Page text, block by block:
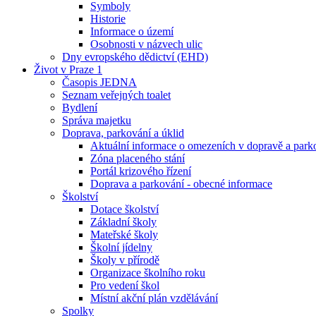
Symboly
Historie
Informace o území
Osobnosti v názvech ulic
Dny evropského dědictví (EHD)
Život v Praze 1
Časopis JEDNA
Seznam veřejných toalet
Bydlení
Správa majetku
Doprava, parkování a úklid
Aktuální informace o omezeních v dopravě a
Zóna placeného stání
Portál krizového řízení
Doprava a parkování - obecné informace
Školství
Dotace školství
Základní školy
Mateřské školy
Školní jídelny
Školy v přírodě
Organizace školního roku
Pro vedení škol
Místní akční plán vzdělávání
Spolky